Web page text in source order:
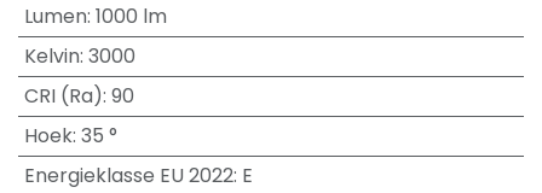
Lumen: 1000 lm
Kelvin: 3000
CRI (Ra): 90
Hoek: 35 °
Energieklasse EU 2022: E